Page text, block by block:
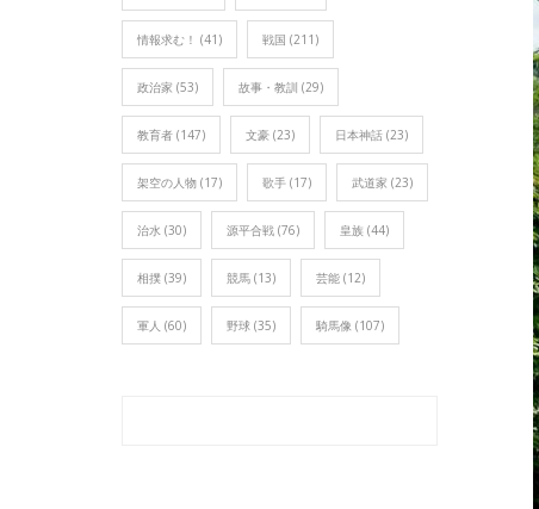
情報求む！ (41) 戦国 (211)
政治家 (53) 故事・教訓 (29)
教育者 (147) 文豪 (23) 日本神話 (23)
架空の人物 (17) 歌手 (17) 武道家 (23)
治水 (30) 源平合戦 (76) 皇族 (44)
相撲 (39) 競馬 (13) 芸能 (12)
軍人 (60) 野球 (35) 騎馬像 (107)